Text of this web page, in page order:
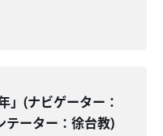
」(ナビゲーター：
テーター：徐台教)